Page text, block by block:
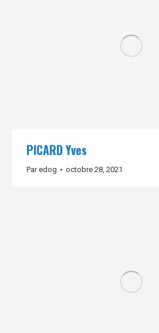
PICARD Yves
Paredog octobre 28, 2021